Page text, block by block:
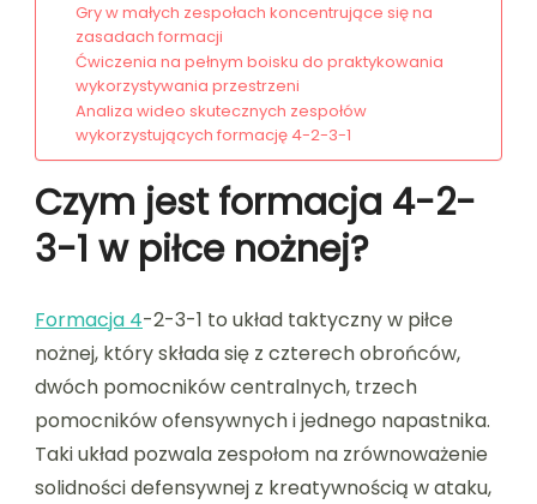
Gry w małych zespołach koncentrujące się na
zasadach formacji
Ćwiczenia na pełnym boisku do praktykowania
wykorzystywania przestrzeni
Analiza wideo skutecznych zespołów
wykorzystujących formację 4-2-3-1
Czym jest formacja 4-2-
3-1 w piłce nożnej?
Formacja 4-2-3-1 to układ taktyczny w piłce
nożnej, który składa się z czterech obrońców,
dwóch pomocników centralnych, trzech
pomocników ofensywnych i jednego napastnika.
Taki układ pozwala zespołom na zrównoważenie
solidności defensywnej z kreatywnością w ataku,